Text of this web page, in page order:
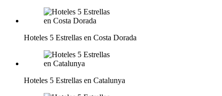
Hoteles 5 Estrellas en Costa Dorada
Hoteles 5 Estrellas en Catalunya